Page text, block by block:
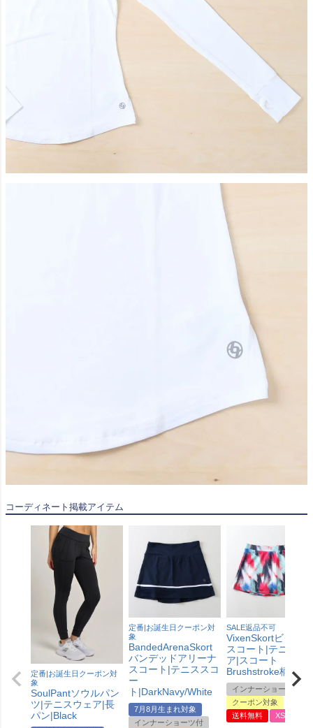
コーディネート掲載アイテム
定番|お誕生日クーポン対
象
SoulPantソウルパン
ツ|テニスウェア|長
パン|Black
定番|お誕生日クーポン対
象
BandedArenaSkort
バンデッドアリーナ
スコート|テニススコ
ー
ト|DarkNavy/White
7月8月生まれ対象
インナーショーツ付
SALE返品不可
VixenSkortビクセン
スコート|テニスウ
ア|スコート
Brushstroke柄
インナーショーツ付
クーポン対象
送料無料
XS